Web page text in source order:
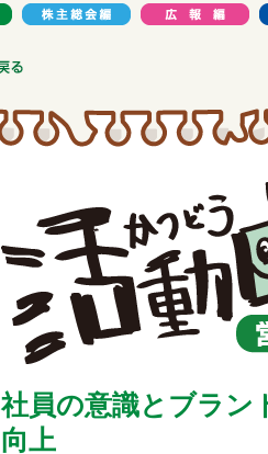
社員の意識とブラン
向上